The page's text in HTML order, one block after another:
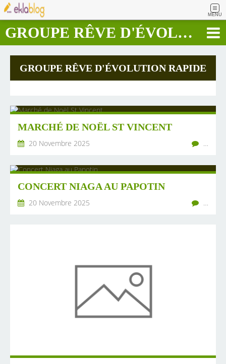
MENU
GROUPE RÊVE D'ÉVOLUTION RAPIDE
GROUPE RÊVE D'ÉVOLUTION RAPIDE
MARCHÉ DE NOËL ST VINCENT
20 Novembre 2025 …
CONCERT NIAGA AU PAPOTIN
20 Novembre 2025 …